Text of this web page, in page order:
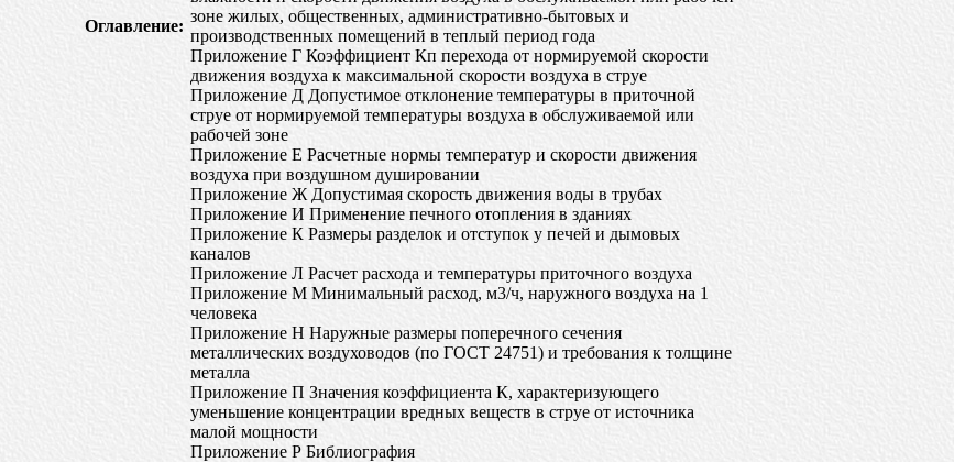
Оглавление:
зоне жилых, общественных, административно-бытовых и
производственных помещений в теплый период года
Приложение Г Коэффициент Кп перехода от нормируемой скорости
движения воздуха к максимальной скорости воздуха в струе
Приложение Д Допустимое отклонение температуры в приточной
струе от нормируемой температуры воздуха в обслуживаемой или
рабочей зоне
Приложение Е Расчетные нормы температур и скорости движения
воздуха при воздушном душировании
Приложение Ж Допустимая скорость движения воды в трубах
Приложение И Применение печного отопления в зданиях
Приложение К Размеры разделок и отступок у печей и дымовых
каналов
Приложение Л Расчет расхода и температуры приточного воздуха
Приложение М Минимальный расход, м3/ч, наружного воздуха на 1
человека
Приложение Н Наружные размеры поперечного сечения
металлических воздуховодов (по ГОСТ 24751) и требования к толщине
металла
Приложение П Значения коэффициента К, характеризующего
уменьшение концентрации вредных веществ в струе от источника
малой мощности
Приложение Р Библиография